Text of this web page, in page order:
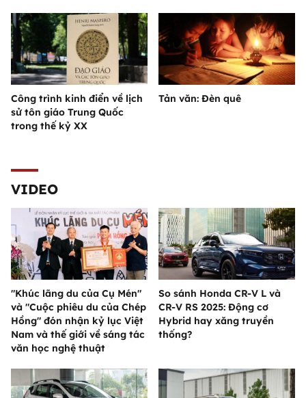
Công trình kinh điển về lịch
sử tôn giáo Trung Quốc
trong thế kỷ XX
Tản văn: Đèn quê
VIDEO
"Khúc lãng du của Cụ Mén"
và "Cuộc phiêu du của Chép
Hồng" đón nhận kỷ lục Việt
Nam và thế giới về sáng tác
văn học nghệ thuật
So sánh Honda CR-V L và
CR-V RS 2025: Động cơ
Hybrid hay xăng truyền
thống?